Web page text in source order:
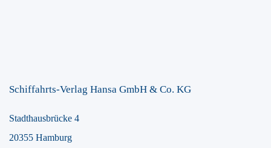
Schiffahrts-Verlag Hansa GmbH & Co. KG
Stadthausbrücke 4
20355 Hamburg